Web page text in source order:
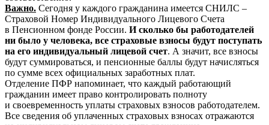
Важно. Сегодня у каждого гражданина имеется СНИЛС –
Страховой Номер Индивидуального Лицевого Счета
в Пенсионном фонде России. И сколько бы работодателей
ни было у человека, все страховые взносы будут поступать
на его индивидуальный лицевой счет. А значит, все взносы
будут суммироваться, и пенсионные баллы будут начисляться
по сумме всех официальных заработных плат.
Отделение ПФР напоминает, что каждый работающий
гражданин имеет право контролировать полноту
и своевременность уплаты страховых взносов работодателем.
Все сведения об уплаченных страховых взносах отражаются